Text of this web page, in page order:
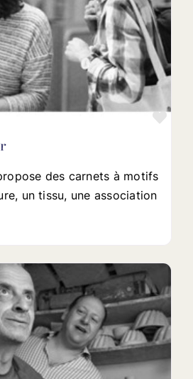
des carnets à motifs
un tissu, une association